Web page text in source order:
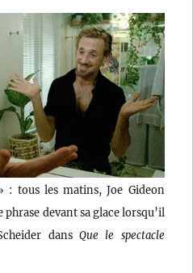
tous les matins, Joe Gideon
devant sa glace lorsqu’il
dans Que le spectacle